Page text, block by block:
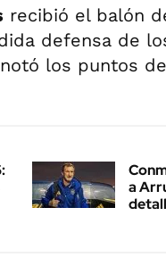
recibió el balón
defensa de
los puntos
a